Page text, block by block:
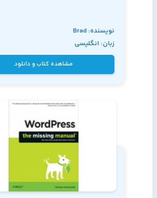
نویسنده: Brad
Williams, David
Damstra, Hal Stern
زبان: انگلیسی
مشاهده کتاب و دانلود